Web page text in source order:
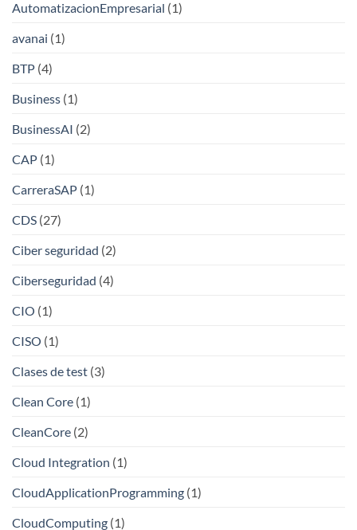
AutomatizacionEmpresarial (1)
avanai (1)
BTP (4)
Business (1)
BusinessAI (2)
CAP (1)
CarreraSAP (1)
CDS (27)
Ciber seguridad (2)
Ciberseguridad (4)
CIO (1)
CISO (1)
Clases de test (3)
Clean Core (1)
CleanCore (2)
Cloud Integration (1)
CloudApplicationProgramming (1)
CloudComputing (1)